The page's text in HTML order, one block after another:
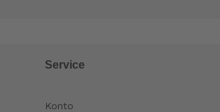
Service
Konto